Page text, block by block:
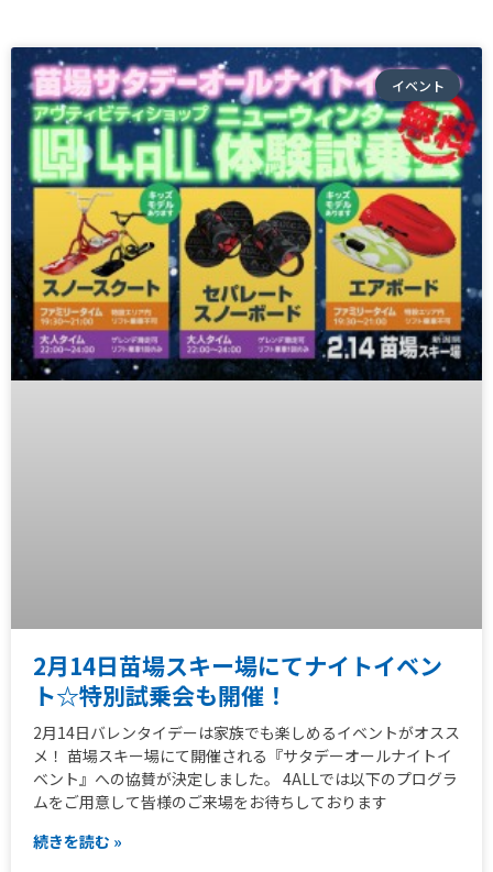
イベント
2月14日苗場スキー場にてナイトイベン
ト☆特別試乗会も開催！
2月14日バレンタイデーは家族でも楽しめるイベントがオスス
メ！ 苗場スキー場にて開催される『サタデーオールナイトイ
ベント』への協賛が決定しました。 4ALLでは以下のプログラ
ムをご用意して皆様のご来場をお待ちしております
続きを読む »